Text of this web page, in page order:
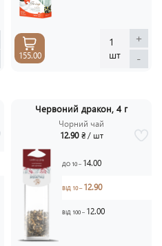
1
шт
+
-
155.00
Червоний дракон, 4 г
Чорний чай
12.90 ₴ / шт
ДО 10 – 14.00
ВІД 10 –12.90
ВІД 100 – 12.00